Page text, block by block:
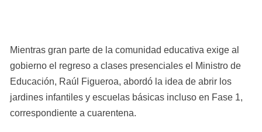
Mientras gran parte de la comunidad educativa exige al
gobierno el regreso a clases presenciales el Ministro de
Educación, Raúl Figueroa, abordó la idea de abrir los
jardines infantiles y escuelas básicas incluso en Fase 1,
correspondiente a cuarentena.